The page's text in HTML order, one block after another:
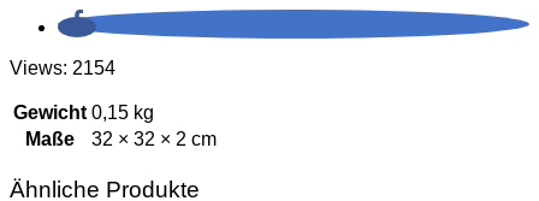
Views: 2154
Gewicht 0,15 kg
Maße
32 × 32 × 2 cm
Ähnliche Produkte